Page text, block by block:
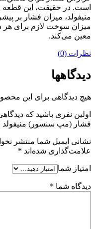
است. در حقیقت، این
منیفولد، میزان فشار بر
میزان سوخت لازم برای هر
معین می‌کند.
نظرات (0)
دیدگاهها
هیچ دیدگاهی برای این
اولین نفری باشید که
فشار (مپ سنسور) منیفولد خرگوشی
نشانی ایمیل شما منتشر
علامت‌گذاری شده‌اند *
امتیاز شما
دیدگاه شما *